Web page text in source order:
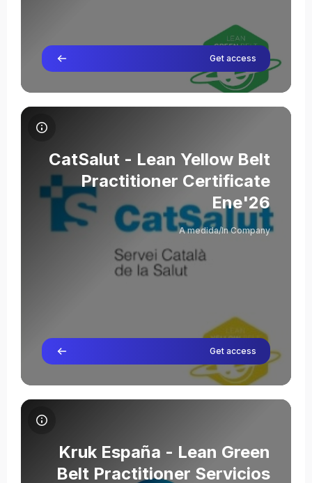
Get access
Oriol Cuatrecasas
Elsa Vidal
תמונת הקורס CatSalut - Lean Yellow Belt Practitioner Certificate Ene'26
תמונת הקורס
שם הקורס
CatSalut - Lean Yellow Belt
Practitioner Certificate
Ene'26
A medida/In Company
Get access
תמונת הקורס Kruk España - Lean Green Belt Practitioner Servicios Ene'26
תמונת הקורס
שם הקורס
Kruk España - Lean Green
Belt Practitioner Servicios